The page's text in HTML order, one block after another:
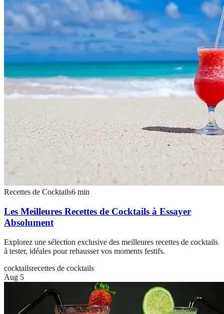
Recettes de Cocktails6 min
Les Meilleures Recettes de Cocktails à Essayer
Absolument
Explorez une sélection exclusive des meilleures recettes de cocktails
à tester, idéales pour rehausser vos moments festifs.
cocktailsrecettes de cocktails
Aug 5